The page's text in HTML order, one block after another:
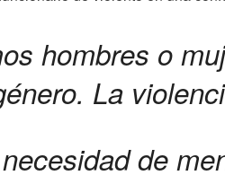
hombres o
La
de